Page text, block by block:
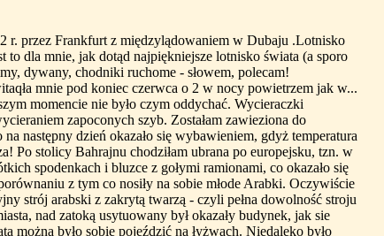
r. przez Frankfurt z międzylądowaniem w Dubaju .Lotnisko
to dla mnie, jak dotąd najpiękniejsze lotnisko świata (a sporo
dywany, chodniki ruchome - słowem, polecam!
mnie pod koniec czerwca o 2 w nocy powietrzem jak w...
momencie nie było czym oddychać. Wycieraczki
zapoconych szyb. Zostałam zawieziona do
następny dzień okazało się wybawieniem, gdyż temperatura
Po stolicy Bahrajnu chodziłam ubrana po europejsku, tzn. w
spodenkach i bluzce z gołymi ramionami, co okazało się
z tym co nosiły na sobie młode Arabki. Oczywiście
strój arabski z zakrytą twarzą - czyli pełna dowolność stroju
nad zatoką usytuowany był okazały budynek, jak sie
można było sobie pojeździć na łyżwach. Niedaleko było